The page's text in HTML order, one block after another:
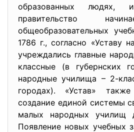
образованных
правительство
общеобразовательных
1786 г., согласно «Уставу
учреждались главные
классные (в губернских
народные училища – 2-
городах). «Устав» также
создание единой системы
малых народных училищ
Появление новых учебных